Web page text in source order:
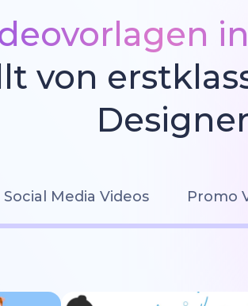
von
Social Media Videos Promo